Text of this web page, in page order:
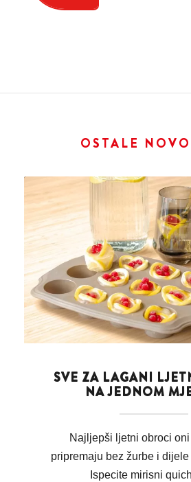
OSTALE
SVE ZA LAGANI
NA JEDNOM
Najljepši ljetni obroci
pripremaju bez žurbe i
Ispecite mirisni